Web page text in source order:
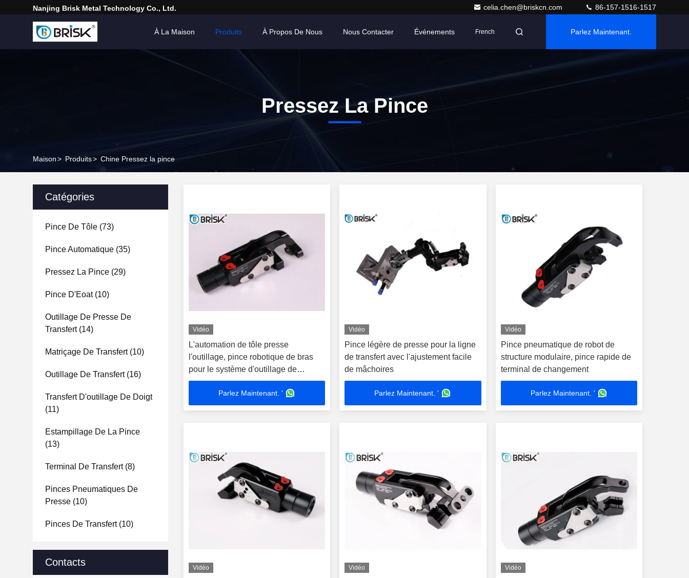
Nanjing Brisk Metal Technology Co., Ltd. celia.chen@briskcn.com 86-157-1516-1517
À La Maison Produits À Propos De Nous Nous Contacter Événements French Parlez Maintenant.
Pressez La Pince
Maison> Produits> Chine Pressez la pince
Catégories
Pince De Tôle (73)
Pince Automatique (35)
Pressez La Pince (29)
Pince D'Eoat(10)
Outillage De Presse De
Transfert(14)
Matriçage De Transfert(10)
Outillage De Transfert(16)
Transfert D'outillage De Doigt
(11)
Estampillage De La Pince
(13)
Terminal De Transfert(8)
Pinces Pneumatiques De
Presse (10)
Pinces De Transfert(10)
Contacts
Vidéo
L'automation de tôle presse
l'outillage, pince robotique de bras
pour le système d'outillage de
transfert
Parlez Maintenant. '
Vidéo
Pince légère de presse pour la ligne
de transfert avec l'ajustement facile
de mâchoires
Parlez Maintenant. '
Vidéo
Pince pneumatique de robot de
structure modulaire, pince rapide de
terminal de changement
Parlez Maintenant. '
Vidéo Vidéo Vidéo